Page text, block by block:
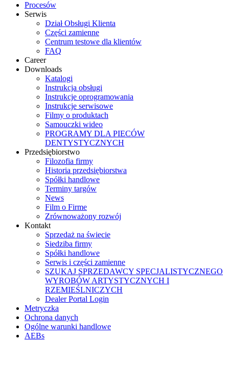
Procesów
Serwis
Dział Obsługi Klienta
Części zamienne
Centrum testowe dla klientów
FAQ
Career
Downloads
Katalogi
Instrukcja obsługi
Instrukcje oprogramowania
Instrukcje serwisowe
Filmy o produktach
Samouczki wideo
PROGRAMY DLA PIECÓW
DENTYSTYCZNYCH
Przedsiębiorstwo
Filozofia firmy
Historia przedsiębiorstwa
Spółki handlowe
Terminy targów
News
Film o Firme
Zrównoważony rozwój
Kontakt
Sprzedaż na świecie
Siedziba firmy
Spółki handlowe
Serwis i części zamienne
SZUKAJ SPRZEDAWCY SPECJALISTYCZNEGO
WYROBÓW ARTYSTYCZNYCH I
RZEMIEŚLNICZYCH
Dealer Portal Login
Metryczka
Ochrona danych
Ogólne warunki handlowe
AEBs